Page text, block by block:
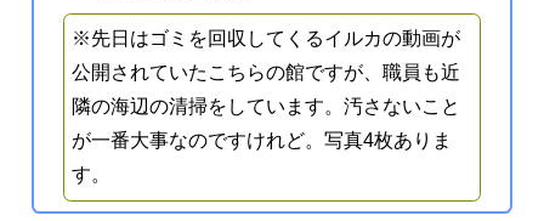
※先日はゴミを回収してくるイルカの動画が
公開されていたこちらの館ですが、職員も近
隣の海辺の清掃をしています。汚さないこと
が一番大事なのですけれど。写真4枚ありま
す。